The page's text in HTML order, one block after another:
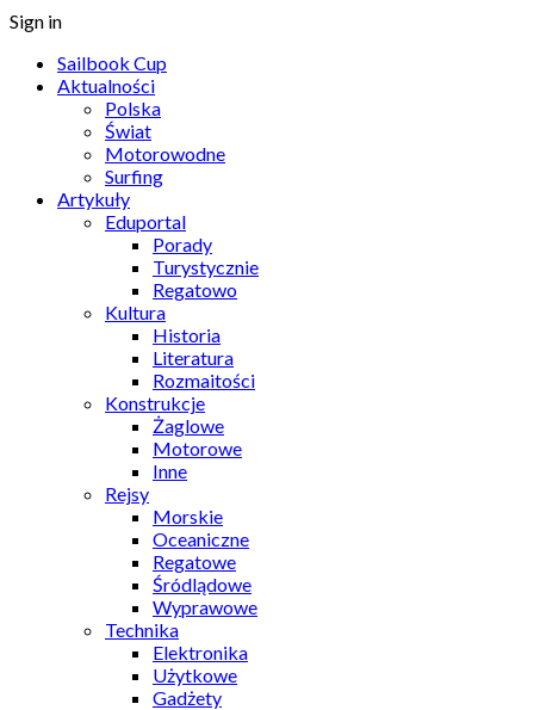
Sign in
Sailbook Cup
Aktualności
Polska
Świat
Motorowodne
Surfing
Artykuły
Eduportal
Porady
Turystycznie
Regatowo
Kultura
Historia
Literatura
Rozmaitości
Konstrukcje
Żaglowe
Motorowe
Inne
Rejsy
Morskie
Oceaniczne
Regatowe
Śródlądowe
Wyprawowe
Technika
Elektronika
Użytkowe
Gadżety